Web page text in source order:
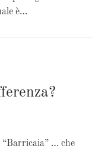
è…
… che